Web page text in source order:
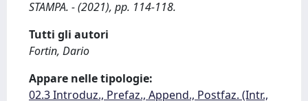
STAMPA. - (2021), pp. 114-118.
Tutti gli autori
Fortin, Dario
Appare nelle tipologie:
02.3 Introduz., Prefaz., Append., Postfaz. (Intr.,